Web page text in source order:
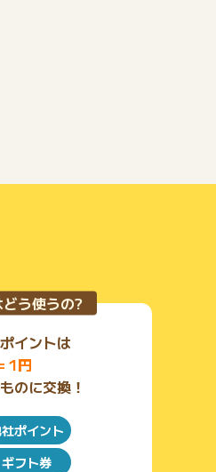
ットで売却するとよ
う使うの?
イントは
1円
のに交換！
ポイント
ギフト券